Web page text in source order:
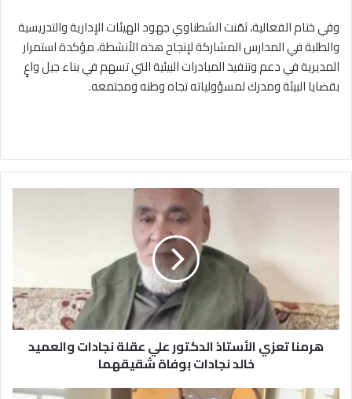
وفي ختام الفعالية، ثمّنت الشطناوي جهود الهيئات الإدارية والتدريسية
والطلبة في المدارس المشاركة لإنجاح هذه الأنشطة، مؤكدة استمرار
المديرية في دعم وتنفيذ المبادرات البيئية التي تسهم في بناء جيل واعٍ
بقضايا البيئة ومدرك لمسؤولياته تجاه وطنه ومجتمعه.
ز
ي
س
هرمنا تعزي الأستاذ الدكتور علي عقلة نجادات والعميد
خالد نجادات بوفاة شقيقهما